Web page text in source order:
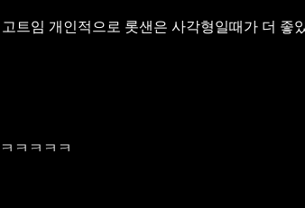
트임 개인적으로 롯샌은 사각형일때가 더 좋
ㅋㅋㅋㅋ